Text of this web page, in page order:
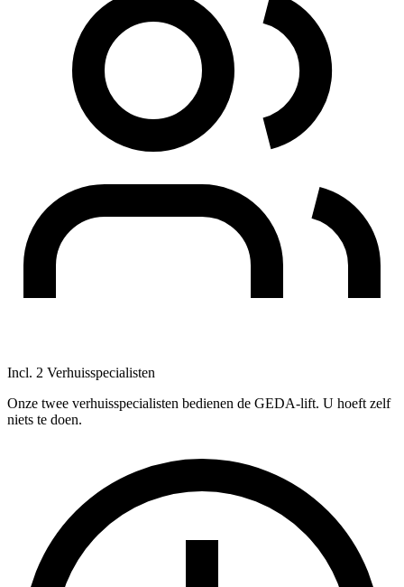
Incl. 2 Verhuisspecialisten
Onze twee verhuisspecialisten bedienen de GEDA-lift. U hoeft zelf
niets te doen.